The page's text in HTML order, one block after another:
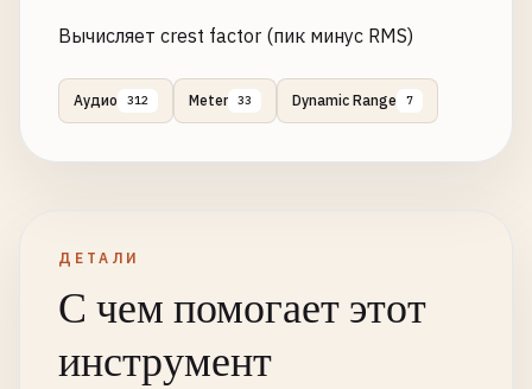
Вычисляет crest factor (пик минус RMS)
Аудио 312 Meter 33 Dynamic Range 7
ДЕТАЛИ
С чем помогает этот
инструмент